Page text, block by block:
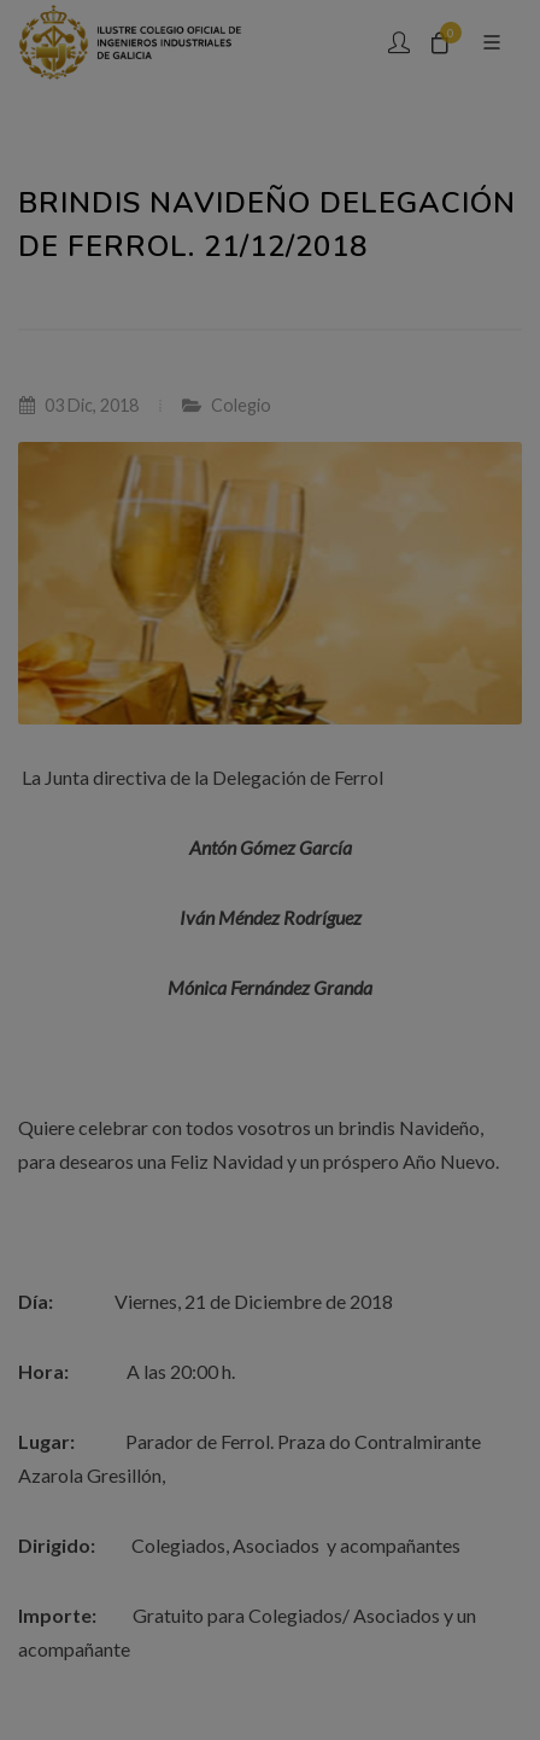
0
BRINDIS NAVIDEÑO DELEGACIÓN
DE FERROL. 21/12/2018
03 Dic, 2018 Colegio
La Junta directiva de la Delegación de Ferrol
Antón Gómez García
Iván Méndez Rodríguez
Mónica Fernández Granda
Quiere celebrar con todos vosotros un brindis Navideño,
para desearos una Feliz Navidad y un próspero Año Nuevo.
Día: Viernes, 21 de Diciembre de 2018
Hora: A las 20:00 h.
Lugar: Parador de Ferrol. Praza do Contralmirante
Azarola Gresillón,
Dirigido: Colegiados, Asociados y acompañantes
Importe:
Gratuito para Colegiados/ Asociados y un
acompañante